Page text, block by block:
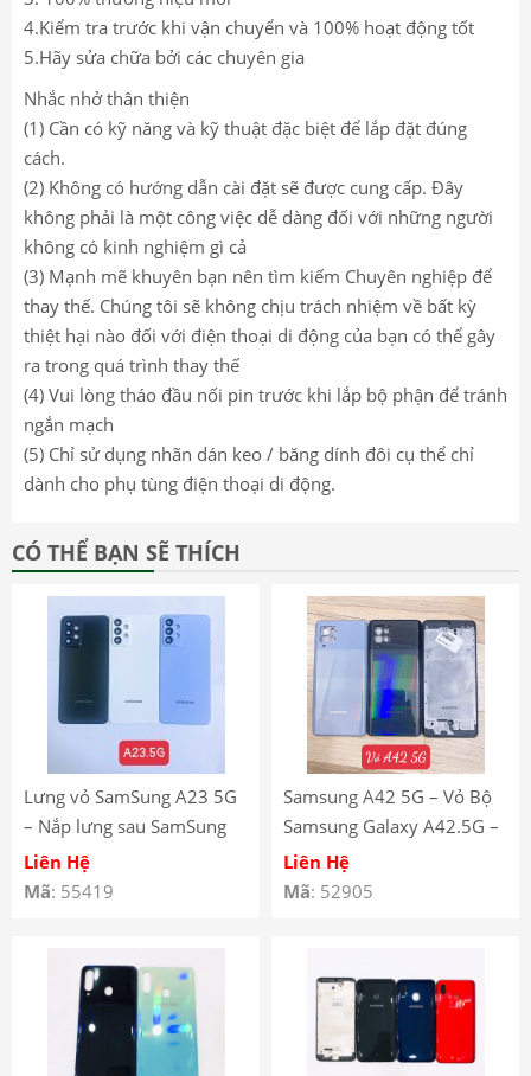
4.Kiểm tra trước khi vận chuyển và 100% hoạt động tốt
5.Hãy sửa chữa bởi các chuyên gia
Nhắc nhở thân thiện
(1) Cần có kỹ năng và kỹ thuật đặc biệt để lắp đặt đúng
cách.
(2) Không có hướng dẫn cài đặt sẽ được cung cấp. Đây
không phải là một công việc dễ dàng đối với những người
không có kinh nghiệm gì cả
(3) Mạnh mẽ khuyên bạn nên tìm kiếm Chuyên nghiệp để
thay thế. Chúng tôi sẽ không chịu trách nhiệm về bất kỳ
thiệt hại nào đối với điện thoại di động của bạn có thể gây
ra trong quá trình thay thế
(4) Vui lòng tháo đầu nối pin trước khi lắp bộ phận để tránh
ngắn mạch
(5) Chỉ sử dụng nhãn dán keo / băng dính đôi cụ thể chỉ
dành cho phụ tùng điện thoại di động.
CÓ THỂ BẠN SẼ THÍCH
Lưng vỏ SamSung A23 5G
– Nắp lưng sau SamSung
A23 5G có kính camera
Liên Hệ
Mã: 55419
Samsung A42 5G – Vỏ Bộ
Samsung Galaxy A42.5G –
Samsung Galaxy A42 5G
Full Body Housing
Liên Hệ
Mã: 52905